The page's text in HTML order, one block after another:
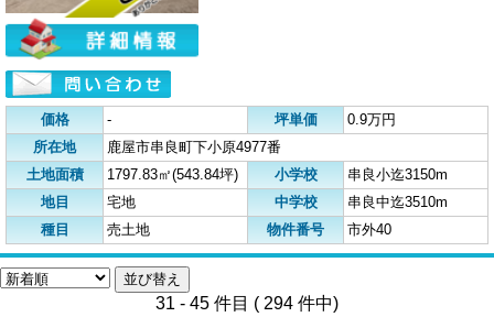
価格 - 坪単価
0.9万円
所在地
鹿屋市串良町下小原4977番
土地面積
1797.83㎡(543.84坪) 小学校
串良小迄3150m
地目
宅地 中学校
串良中迄3510m
種目
売土地 物件番号 市外40
31 - 45 件目 ( 294 件中)